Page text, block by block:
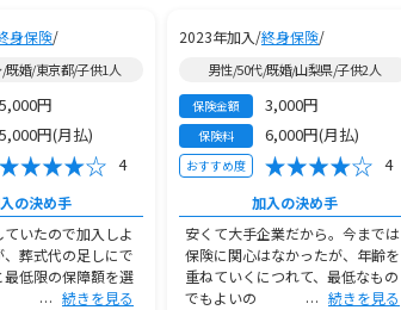
身保険/
既婚/東京都/子供1人
5,000円
5,000円(月払)
4
の決め手
いたので加入しよ
、葬式代の足しにで
最低限の保障額を選
続きを見る
2023年加入/終身保険/
男性/50代/既婚/山梨県/子供2人
保険金額 3,000円
保険料 6,000円(月払)
おすすめ度 4
加入の決め手
安くて大手企業だから。今までは
保険に関心はなかったが、年齢を
重ねていくにつれて、最低なもの
でもよいの
続きを見る